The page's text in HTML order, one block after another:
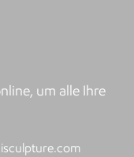
um alle Ihre